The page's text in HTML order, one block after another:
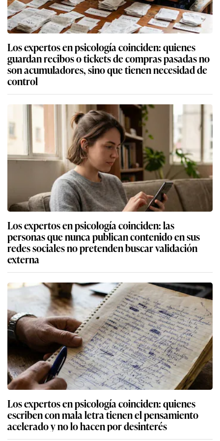
Los expertos en psicología coinciden: quienes
guardan recibos o tickets de compras pasadas no
son acumuladores, sino que tienen necesidad de
control
Los expertos en psicología coinciden: las
personas que nunca publican contenido en sus
redes sociales no pretenden buscar validación
externa
Los expertos en psicología coinciden: quienes
escriben con mala letra tienen el pensamiento
acelerado y no lo hacen por desinterés